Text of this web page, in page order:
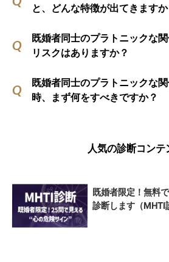
と、どんな特徴が出てきますか
既婚者同士のプラトニックな
リスクはありますか？
既婚者同士のプラトニックな
時、まず何をすべきですか？
人気の診断コンテ
既婚者限定！無料
診断します（MHTI